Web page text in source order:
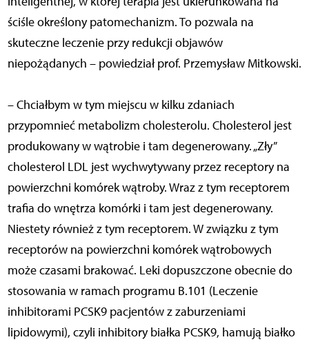
ściśle określony patomechanizm. To pozwala na
skuteczne leczenie przy redukcji objawów
niepożądanych – powiedział prof. Przemysław Mitkowski.
– Chciałbym w tym miejscu w kilku zdaniach
przypomnieć metabolizm cholesterolu. Cholesterol jest
produkowany w wątrobie i tam degenerowany. „Zły”
cholesterol LDL jest wychwytywany przez receptory na
powierzchni komórek wątroby. Wraz z tym receptorem
trafia do wnętrza komórki i tam jest degenerowany.
Niestety również z tym receptorem. W związku z tym
receptorów na powierzchni komórek wątrobowych
może czasami brakować. Leki dopuszczone obecnie do
stosowania w ramach programu B.101 (Leczenie
inhibitorami PCSK9 pacjentów z zaburzeniami
lipidowymi), czyli inhibitory białka PCSK9, hamują białko